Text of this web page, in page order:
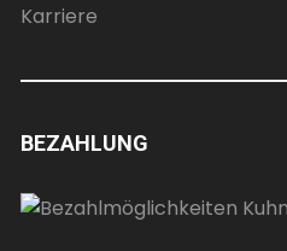
Karriere
BEZAHLUNG